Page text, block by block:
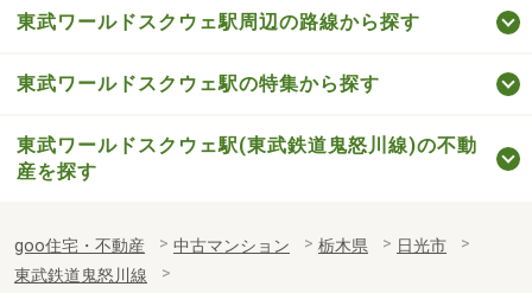
東武ワールドスクウェ駅周辺の路線から探す
東武ワールドスクウェ駅の特集から探す
東武ワールドスクウェ駅(東武鉄道鬼怒川線)の不動
産を探す
goo住宅・不動産 中古マンション 栃木県
日光市
東武鉄道鬼怒川線